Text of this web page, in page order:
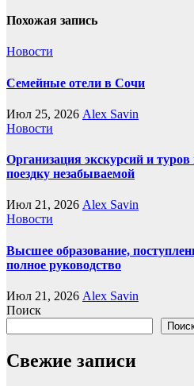
Похожая запись
Новости
Семейные отели в Сочи
Июл 25, 2026 Alex Savin
Новости
Организация экскурсий и
поездку незабываемой
Июл 21, 2026 Alex Savin
Новости
Высшее образование,
полное руководство
Июл 21, 2026 Alex Savin
Поиск
Свежие записи